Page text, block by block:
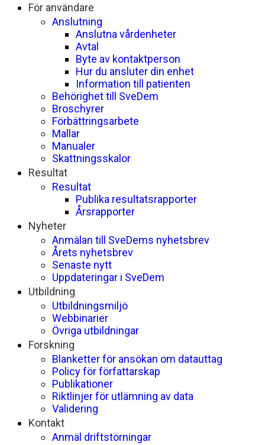
För användare
Anslutning
Anslutna vårdenheter
Avtal
Byte av kontaktperson
Hur du ansluter din enhet
Information till patienten
Behörighet till SveDem
Broschyrer
Förbättringsarbete
Mallar
Manualer
Skattningsskalor
Resultat
Resultat
Publika resultatsrapporter
Årsrapporter
Nyheter
Anmälan till SveDems nyhetsbrev
Årets nyhetsbrev
Senaste nytt
Uppdateringar i SveDem
Utbildning
Utbildningsmiljö
Webbinarier
Övriga utbildningar
Forskning
Blanketter för ansökan om datauttag
Policy för författarskap
Publikationer
Riktlinjer för utlämning av data
Validering
Kontakt
Anmäl driftstörningar